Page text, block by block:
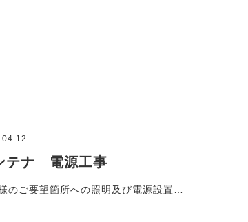
テナ 電源工事
のご要望箇所への照明及び電源設置…